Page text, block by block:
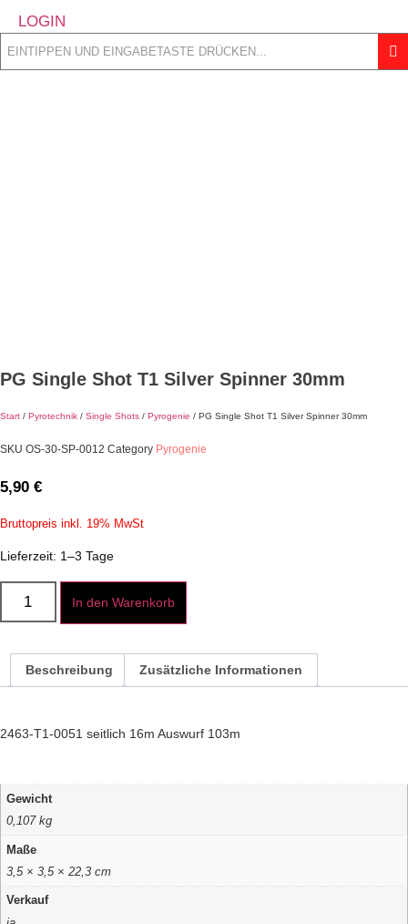
LOGIN
PG Single Shot T1 Silver Spinner 30mm
Start / Pyrotechnik / Single Shots / Pyrogenie / PG Single Shot T1 Silver Spinner 30mm
SKU OS-30-SP-0012 Category Pyrogenie
5,90 €
Bruttopreis inkl. 19% MwSt
Lieferzeit: 1–3 Tage
PG
Single
Shot
Spinner
30mm
Menge
In den Warenkorb
Beschreibung Zusätzliche Informationen
2463-T1-0051 seitlich 16m Auswurf 103m
Gewicht
0,107 kg
Maße
3,5 × 3,5 × 22,3 cm
Verkauf